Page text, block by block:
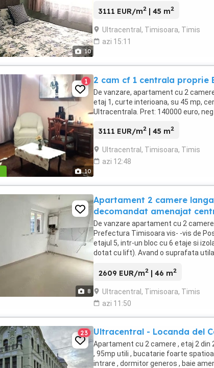
10
3111 EUR/m2 | 45 m2
Ultracentral, Timisoara, Timis
azi 15:11
10
1 2 cam cf 1 centrala proprie
De vanzare, apartament cu 2
etaj 1, curte interioana, su 45 mp,
Ultracentrala. Pret: 140000 euro, neg
3111 EUR/m2 | 45 m2
Ultracentral, Timisoara, Timis
azi 12:48
8
Apartament 2 camere
decomandat amenajat
De vanzare apartament cu 2
Prefectura Timisoara vis- -vis de
etajul 5, intr-un bloc cu 6 etaje si
dotat cu lift). Avand o suprafata
2609 EUR/m2 | 46 m2
Ultracentral, Timisoara, Timis
azi 11:50
23 Ultracentral - Locanda del
Apartament cu 2 camere , etaj 2 din
, 95mp utili , bucatarie foarte
intrare , dormitor generos , baie